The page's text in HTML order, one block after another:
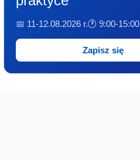
📅 11-12.08.2026 r.🕐 9:00-15:00
Zapisz się